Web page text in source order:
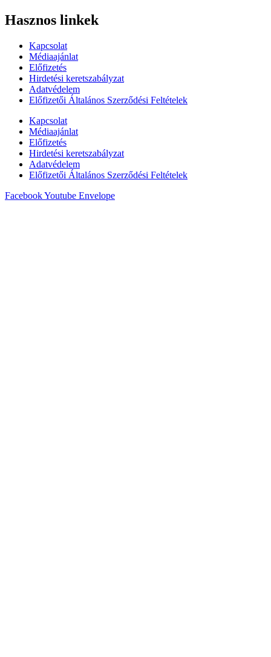
Hasznos linkek
Kapcsolat
Médiaajánlat
Előfizetés
Hirdetési keretszabályzat
Adatvédelem
Előfizetői Általános Szerződési Feltételek
Kapcsolat
Médiaajánlat
Előfizetés
Hirdetési keretszabályzat
Adatvédelem
Előfizetői Általános Szerződési Feltételek
FacebookYoutube Envelope